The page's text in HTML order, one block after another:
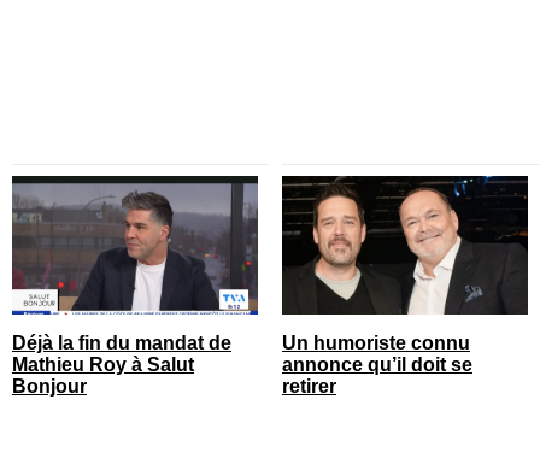
Déjà la fin du mandat de
Mathieu Roy à Salut
Bonjour
Un humoriste connu
annonce qu’il doit se
retirer